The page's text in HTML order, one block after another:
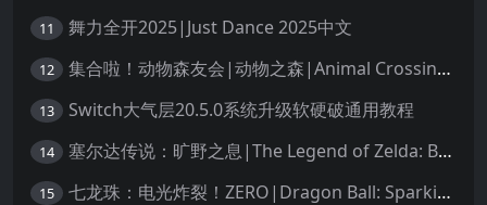
11 舞力全开2025|Just Dance 2025中文
12 集合啦！动物森友会|动物之森|Animal Crossing: New Horizons中文
13 Switch大气层20.5.0系统升级软硬破通用教程
14 塞尔达传说：旷野之息|The Legend of Zelda: Breath of the Wild中文
15 七龙珠：电光炸裂！ZERO|Dragon Ball: Sparking! Zero中文